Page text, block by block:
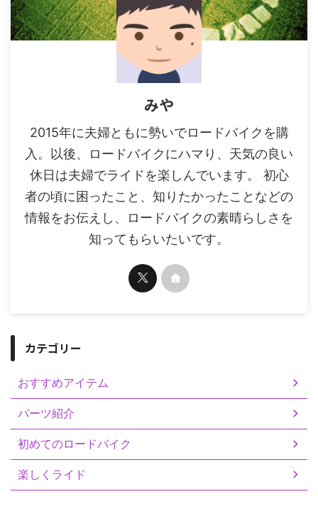
みや
2015年に夫婦ともに勢いでロードバイクを購
入。以後、ロードバイクにハマり、天気の良い
休日は夫婦でライドを楽しんでいます。 初心
者の頃に困ったこと、知りたかったことなどの
情報をお伝えし、ロードバイクの素晴らしさを
知ってもらいたいです。
カテゴリー
おすすめアイテム
パーツ紹介
初めてのロードバイク
楽しくライド